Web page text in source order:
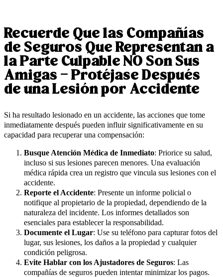
Recuerde Que las Compañías
de Seguros Que Representan a
la Parte Culpable NO Son Sus
Amigas – Protéjase Después
de una Lesión por Accidente
Si ha resultado lesionado en un accidente, las acciones que tome
inmediatamente después pueden influir significativamente en su
capacidad para recuperar una compensación:
Busque Atención Médica de Inmediato: Priorice su salud,
incluso si sus lesiones parecen menores. Una evaluación
médica rápida crea un registro que vincula sus lesiones con el
accidente.
Reporte el Accidente: Presente un informe policial o
notifique al propietario de la propiedad, dependiendo de la
naturaleza del incidente. Los informes detallados son
esenciales para establecer la responsabilidad.
Documente el Lugar: Use su teléfono para capturar fotos del
lugar, sus lesiones, los daños a la propiedad y cualquier
condición peligrosa.
Evite Hablar con los Ajustadores de Seguros: Las
compañías de seguros pueden intentar minimizar los pagos.